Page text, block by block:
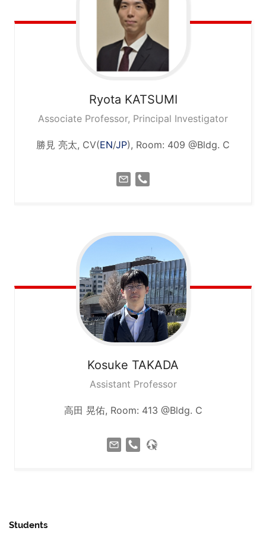
Ryota KATSUMI
Associate Professor, Principal Investigator
勝見 亮太, CV(EN/JP), Room: 409 @Bldg. C
Kosuke TAKADA
Assistant Professor
高田 晃佑, Room: 413 @Bldg. C
Students